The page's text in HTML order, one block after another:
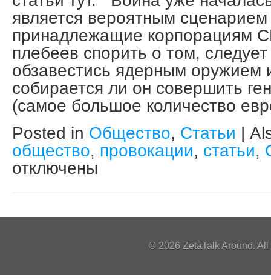
является вероятным
принадлежащие корпорациям
плебеев спорить о том,
обзавестись ядерным оружием
собирается ли он совершить
(самое большое количество
Posted in Общество, Статьи |
общество, провокации, статьи,
отключены
© 2026 ZetaTalk Around.